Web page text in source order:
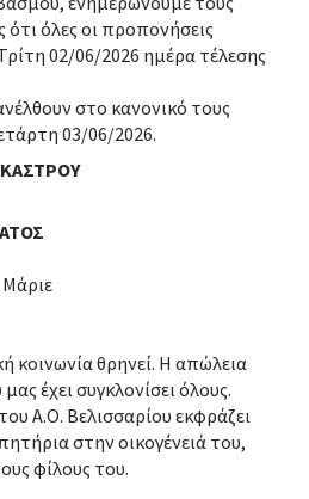
ότι όλες οι προπονήσεις
02/06/2026 ημέρα τέλεσης
στο κανονικό τους
03/06/2026.
κοινωνία θρηνεί. Η απώλεια
έχει συγκλονίσει όλους.
Α.Ο. Βελισσαρίου εκφράζει
στην οικογένειά του,
φίλους του.